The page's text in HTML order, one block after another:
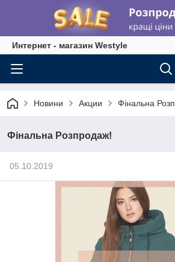
Интернет - магазин Westyle
Новини Акции Фінальна
Фінальна Розпродаж!
05.10.2019